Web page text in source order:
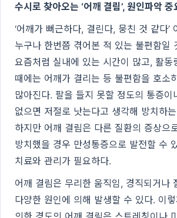
수시로 찾아오는 ‘어깨 결림’, 원인파악 중
‘어깨가 뻐근하다, 결린다, 뭉친 것 같다’
누구나 한번쯤 겪어본 적 있는 불편함일
요즘처럼 실내에 있는 시간이 많고, 활동
때에는 어깨가 결리는 등 불편함을 호소
많아진다. 팔을 들지 못할 정도의 통증이
없으면 저절로 낫는다고 생각해 방치하
하지만 어깨 결림은 다른 질환의 증상으
방치했을 경우 만성통증으로 발전할 수
치료와 관리가 필요하다.
어깨 결림은 무리한 움직임, 경직되거나
다양한 원인에 의해 발생할 수 있다. 이렇